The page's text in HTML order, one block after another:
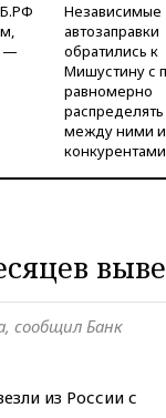
—
Независимые
автозаправки
обратились к
Мишустину с
равномерно
между ними
конкурентами
сообщил Банк
из России с